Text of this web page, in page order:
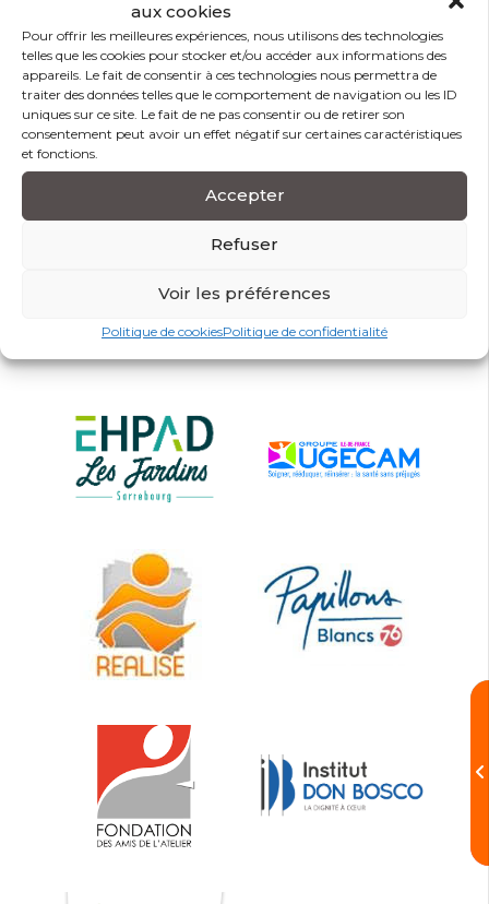
aux cookies
Pour offrir les meilleures expériences, nous utilisons des technologies
telles que les cookies pour stocker et/ou accéder aux informations des
appareils. Le fait de consentir à ces technologies nous permettra de
traiter des données telles que le comportement de navigation ou les ID
uniques sur ce site. Le fait de ne pas consentir ou de retirer son
consentement peut avoir un effet négatif sur certaines caractéristiques
et fonctions.
Accepter
Refuser
Voir les préférences
Politique de cookiesPolitique de confidentialité
Prérequis
Accessibilité handicap
Ils nous font confiance